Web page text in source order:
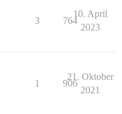
3 764
10. April
2023
1 906
21. Oktober
2021